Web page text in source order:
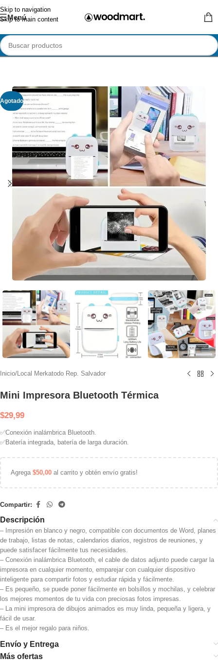
Skip to navigation
Skip to main content
Menú
Agotado
Inicio/Local Merkatodo Rep. Salvador
Mini Impresora Bluetooth Térmica
$29,99
✅Conexión inalámbrica Bluetooth.
✅Batería integrada, batería de larga duración.
Agrega $50,00 al carrito y obtén envío gratis!
Compartir:
Descripción
– Impresión en blanco y negro, compatible con documentos de Word, planes
de trabajo, listas de notas, calendarios diarios, registros de reuniones, y
puede satisfacer fácilmente tus necesidades.
– Conexión inalámbrica Bluetooth, el cable de datos adjunto puede cargar la
impresora en cualquier momento, emparejar con cualquier dispositivo
inteligente para compartir fotos y estudiar rápida y fácilmente.
– Es pequeño, se puede poner fácilmente en bolsillos y mochilas, y celebrar
los mejores momentos de tu vida con preciosas fotos impresas.
– La mini impresora de dibujos animados es muy linda, pequeña y ligera, y
fácil de usar.
– Es el mejor regalo para niños.
Envío y Entrega
Más ofertas